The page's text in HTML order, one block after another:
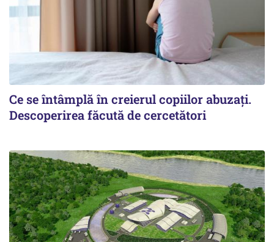
Ce se întâmplă în creierul copiilor abuzați.
Descoperirea făcută de cercetători